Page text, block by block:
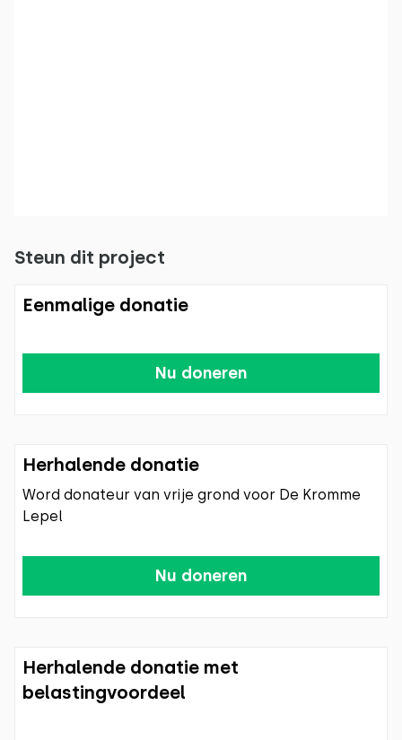
Steun dit project
Eenmalige donatie
Nu doneren
Herhalende donatie
Word donateur van vrije grond voor De Kromme
Lepel
Nu doneren
Herhalende donatie met
belastingvoordeel